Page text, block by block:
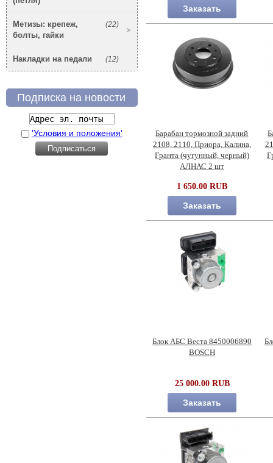
(22)
Метизы: крепеж,
болты, гайки
(12)
Накладки на педали
Подписка на новости
'Условия и положения'
Заказать
Барабан тормозной задний
2108, 2110, Приора, Калина,
Гранта (чугунный, черный)
АЛНАС 2 шт
1 650.00 RUB
Заказать
Блок АБС Веста 8450006890
BOSCH
25 000.00 RUB
Заказать